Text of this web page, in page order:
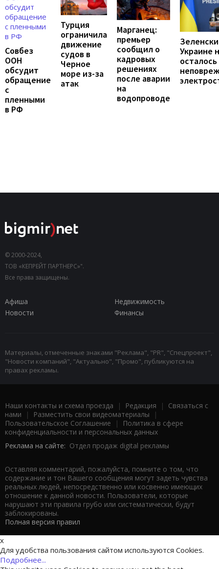
Совбез
ООН
обсудит
обращение
с
пленными
в РФ
Турция
ограничила
движение
судов в
Черное
море из-за
атак
Марганец:
премьер
сообщил о
кадровых
решениях
после аварии
на
водопроводе
Украине
осталось
© 2000-2024,
ТОВ «КЕПРЕЙТ ПАРТНЕРС»".
Все права защищены.
Афиша
Недвижимость
Новости
Финансы
Материалы, отмеченные знаками "Реклама", "PR", "Спецпроект",
"Новости компаний", "Актуально", "Промо", публикуются на
правах рекламы.
Наши контакты и схема проезда | Редакция | Связаться с
нами | Разместить свои видеоматериалы |
Пользовательское Соглашение |
Политика в сфере
конфиденциальности и персональных данных
Реклама на сайте: Отдел продаж digital рекламы
Оставляя комментарий, пожалуйста, помните о том, что
содержание и тон Вашего сообщения могут задеть чувства
реальных людей, непосредственно или косвенно имеющих
отношение к данной новости. Пользователи, которые
нарушают эти правила грубо или систематически, будут
заблокированы.
Полная версия правил
x
Для удобства пользования сайтом используются Cookies.
Подробнее...